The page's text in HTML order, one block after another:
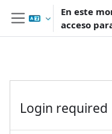
Salta al contenido principal
Panel lateral
En este
acceso
Login required